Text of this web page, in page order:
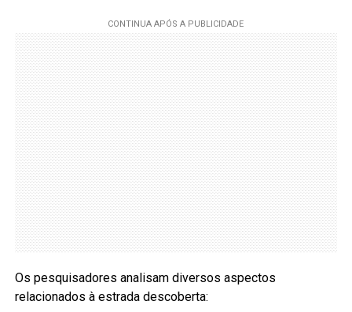
Os pesquisadores analisam diversos aspectos
relacionados à estrada descoberta: